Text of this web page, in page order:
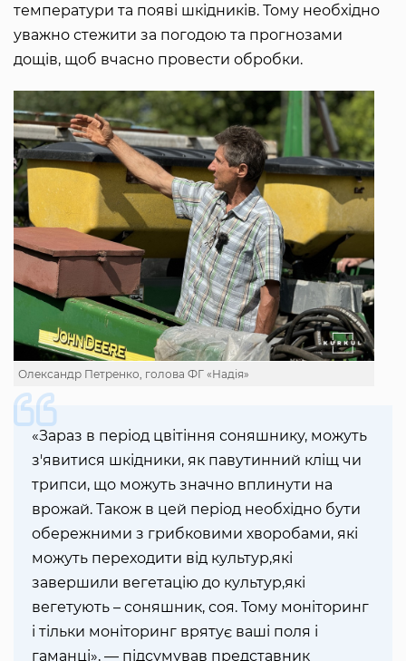
температури та появі шкідників. Тому необхідно
уважно стежити за погодою та прогнозами
дощів, щоб вчасно провести обробки.
Олександр Петренко, голова ФГ «Надія»
«Зараз в період цвітіння соняшнику, можуть
з'явитися шкідники, як павутинний кліщ чи
трипси, що можуть значно вплинути на
врожай. Також в цей період необхідно бути
обережними з грибковими хворобами, які
можуть переходити від культур,які
завершили вегетацію до культур,які
вегетують – соняшник, соя. Тому моніторинг
і тільки моніторинг врятує ваші поля і
гаманці», — підсумував представник